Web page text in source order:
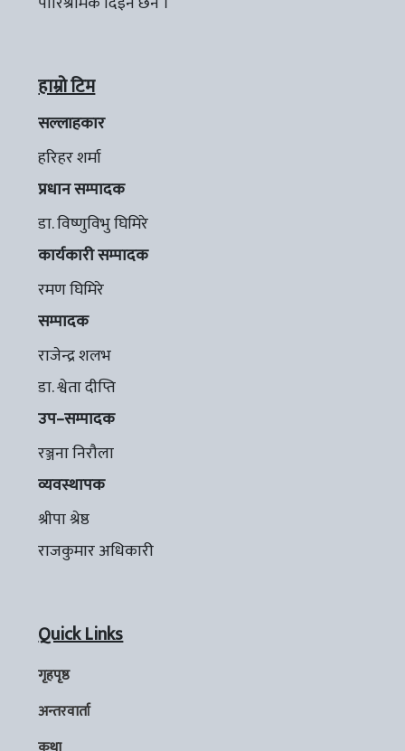
हाम्रो टिम
सल्लाहकार
हरिहर शर्मा
प्रधान सम्पादक
डा. विष्णुविभु घिमिरे
कार्यकारी सम्पादक
रमण घिमिरे
सम्पादक
राजेन्द्र शलभ
डा. श्वेता दीप्ति
उप–सम्पादक
रञ्जना निरौला
व्यवस्थापक
श्रीपा श्रेष्ठ
राजकुमार अधिकारी
Quick Links
गृहपृष्ठ
अन्तरवार्ता